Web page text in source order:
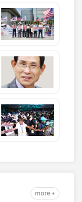
more +